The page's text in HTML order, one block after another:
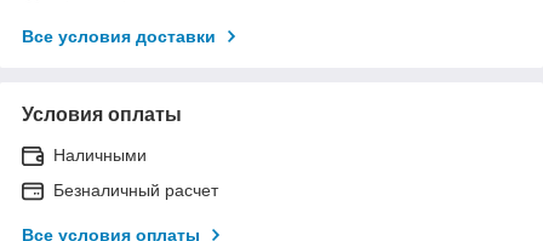
Все условия доставки
Условия оплаты
Наличными
Безналичный расчет
Все условия оплаты